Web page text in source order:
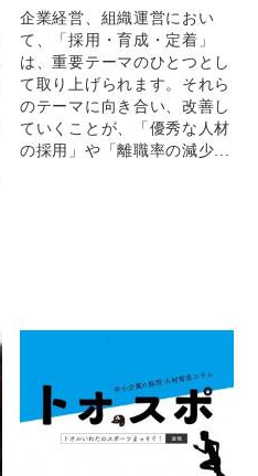
企業経営、組織運営におい
て、「採用・育成・定着」
は、重要テーマのひとつとし
て取り上げられます。それら
のテーマに向き合い、改善し
ていくことが、「優秀な人材
の採用」や「離職率の減少...